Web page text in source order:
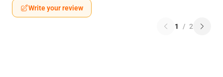
Write your review
1 / 2